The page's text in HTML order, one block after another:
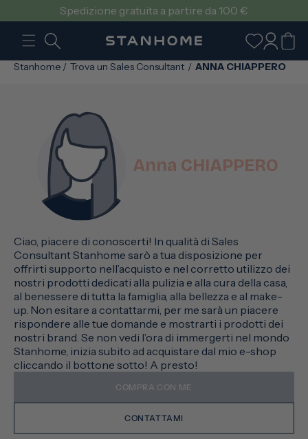
DIRETTAMENTESpedizione gratuita a partire da 100 €
Accedi
Carrello
Stanhome / Trova un Sales Consultant / ANNA CHIAPPERO
Anna CHIAPPERO
Ciao, piacere di conoscerti! In qualità di Sales
Consultant Stanhome sarò a tua disposizione per
offrirti supporto nell’acquisto e nel corretto utilizzo dei
nostri prodotti dedicati alla pulizia e alla cura della casa,
al benessere di tutta la famiglia, alla bellezza e al make-
up. Non esitare a contattarmi, per me sarà un piacere
rispondere alle tue domande e mostrarti i prodotti dei
nostri brand. Se non vedi l’ora di immergerti nel mondo
Stanhome, inizia subito ad acquistare dal mio e-shop
cliccando il bottone sotto! A presto!
COMPRA CON ME
CONTATTAMI